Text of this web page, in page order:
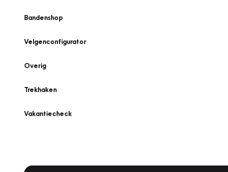
Bandenshop
Velgenconfigurator
Overig
Trekhaken
Vakantiecheck